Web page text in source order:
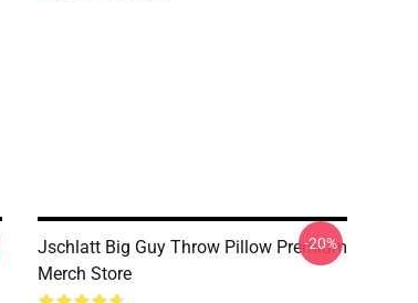
Jschlatt Big Guy Throw Pillow Premium
Merch Store
-20%